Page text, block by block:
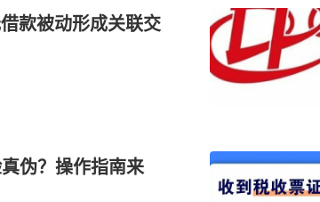
款被动形成关联交
伪？操作指南来